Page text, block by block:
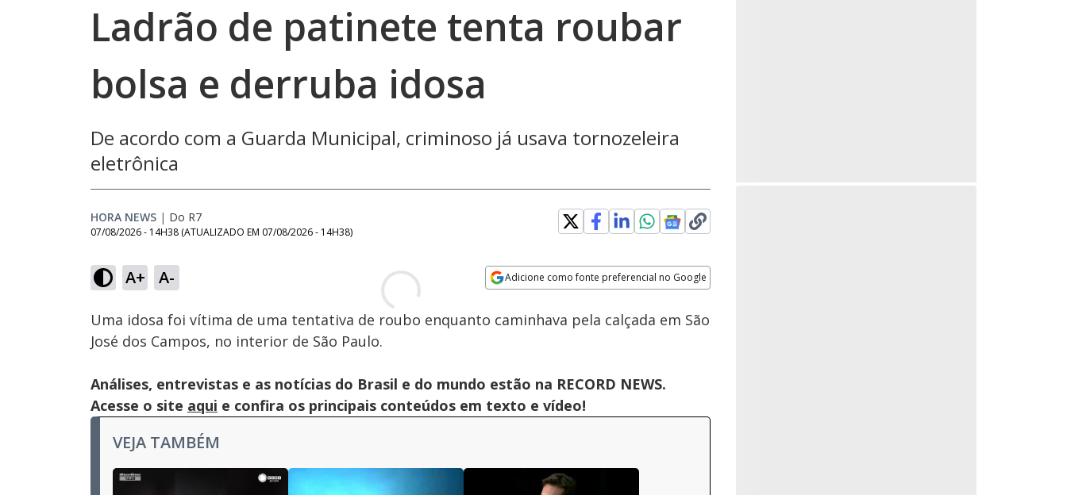
Ladrão de patinete tenta roubar
bolsa e derruba idosa
De acordo com a Guarda Municipal, criminoso já usava tornozeleira
eletrônica
HORA NEWS | Do R7
07/08/2026 - 14H38 (ATUALIZADO EM 07/08/2026 - 14H38)
A+ A- Adicione como fonte preferencial no Google
Uma idosa foi vítima de uma tentativa de roubo enquanto caminhava pela calçada em São
José dos Campos, no interior de São Paulo.
Análises, entrevistas e as notícias do Brasil e do mundo estão na RECORD NEWS.
Acesse o site aqui e confira os principais conteúdos em texto e vídeo!
VEJA TAMBÉM